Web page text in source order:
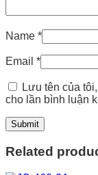
Name *
Email *
Lưu tên của
cho lần bình luận
Related